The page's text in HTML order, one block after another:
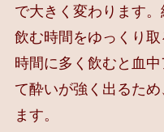
で大きく変わります。
飲む時間をゆっくり
時間に多く飲むと血
て酔いが強く出るた
ます。